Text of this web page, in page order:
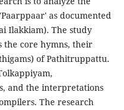
as documented
Ilakkiam). The study
the core hymns, their
of Pathitruppattu.
and the interpretations
The research